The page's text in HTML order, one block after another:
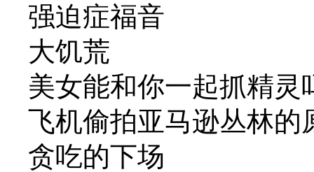
强迫症福音
大饥荒
美女能和你一起抓精灵
飞机偷拍亚马逊丛林的
贪吃的下场